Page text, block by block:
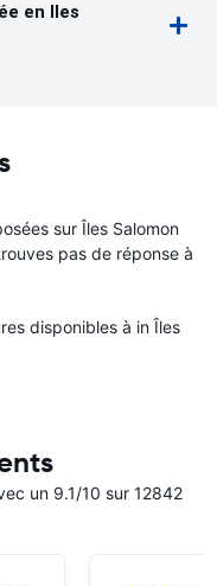
en Iles
sur Îles Salomon
pas de réponse à
disponibles à in Îles
un 9.1/10 sur 12842